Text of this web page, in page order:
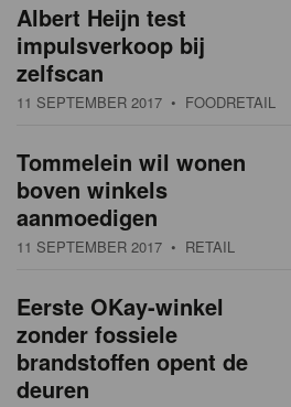
Albert Heijn test
impulsverkoop bij
zelfscan
11 SEPTEMBER 2017 • FOODRETAIL
Tommelein wil wonen
boven winkels
aanmoedigen
11 SEPTEMBER 2017 • RETAIL
Eerste OKay-winkel
zonder fossiele
brandstoffen opent de
deuren